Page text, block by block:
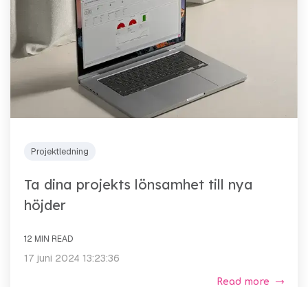
Projektledning
Ta dina projekts lönsamhet till nya
höjder
12 MIN READ
17 juni 2024 13:23:36
Read more